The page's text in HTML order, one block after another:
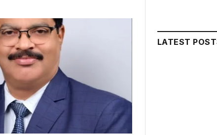
LATEST